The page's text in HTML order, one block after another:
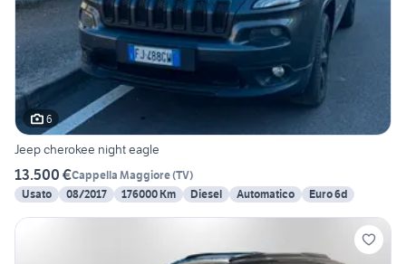
6
Jeep cherokee night eagle
13.500 €Cappella Maggiore(TV)
Usato
08/2017 176000 Km Diesel Automatico Euro 6d